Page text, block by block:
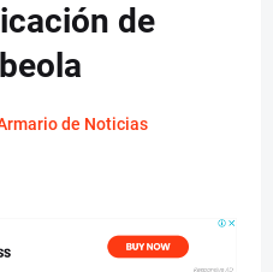
de
de Noticias